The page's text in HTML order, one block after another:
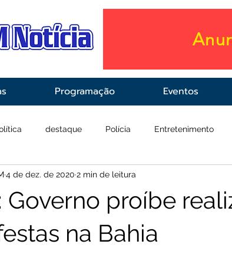
Programação Eventos
destaque Polícia Entretenimento
Saúde
Governo proíbe
na Bahia
4 de dez. de 2020 2 min de leitura